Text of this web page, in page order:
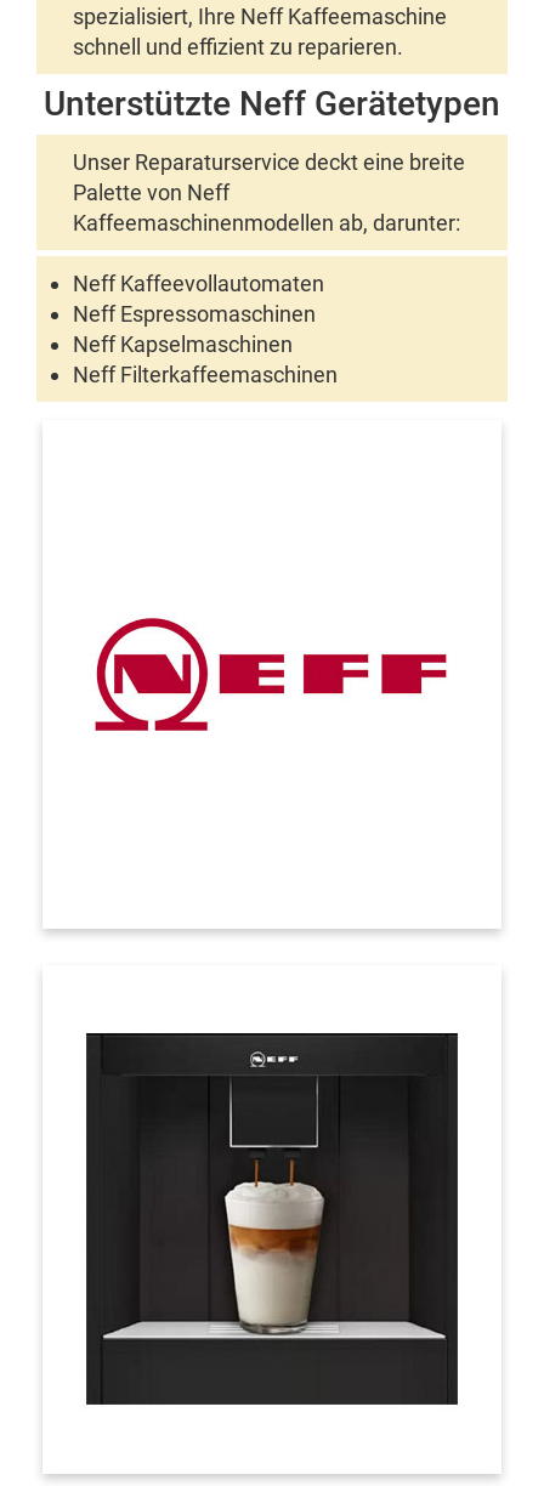
spezialisiert, Ihre Neff Kaffeemaschine
schnell und effizient zu reparieren.
Unterstützte Neff Gerätetypen
Unser Reparaturservice deckt eine breite
Palette von Neff
Kaffeemaschinenmodellen ab, darunter:
Neff Kaffeevollautomaten
Neff Espressomaschinen
Neff Kapselmaschinen
Neff Filterkaffeemaschinen